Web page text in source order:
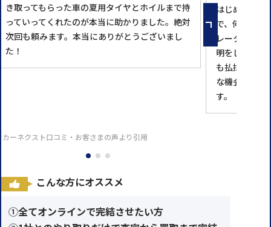
き取ってもらった車の夏用タイヤとホイルまで持
っていってくれたのが本当に助かりました。絶対
次回も頼みます。本当にありがとうございまし
た！
はじめての
で、何回も問
レータの方
明をして下さ
も払拭し、本
な機会があれ
す。
ーネクスト口コミ・お客さまの声より引用
こんな方にオススメ
①全てオンラインで完結させたい方